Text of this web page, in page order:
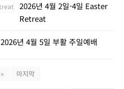
2026년 4월 2일-4일 Easter
Retreat
2026년 4월 5일 부활 주일예배
» 마지막